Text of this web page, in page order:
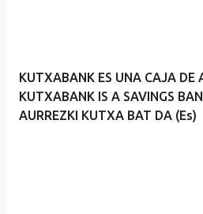
KUTXABANK ES UNA CAJA DE
KUTXABANK IS A SAVINGS
AURREZKI KUTXA BAT DA (Es)